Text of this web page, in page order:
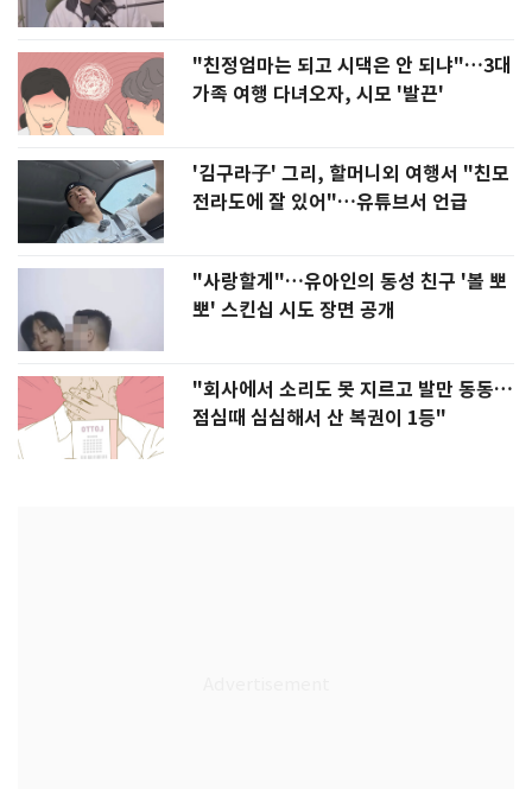
"친정엄마는 되고 시댁은 안 되냐"…3대
가족 여행 다녀오자, 시모 '발끈'
'김구라子' 그리, 할머니외 여행서 "친모
전라도에 잘 있어"…유튜브서 언급
"사랑할게"…유아인의 동성 친구 '볼 뽀
뽀' 스킨십 시도 장면 공개
"회사에서 소리도 못 지르고 발만 동동…
점심때 심심해서 산 복권이 1등"